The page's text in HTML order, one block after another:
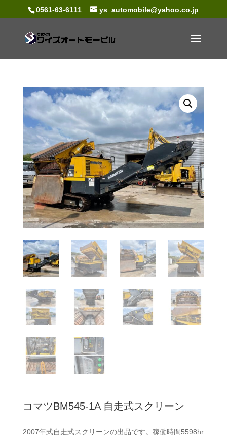
0561-63-6111 ys_automobile@yahoo.co.jp
コマツBM545-1A 自走式スクリーン
2007年式自走式スクリーンの出品です。稼働時間5598hr